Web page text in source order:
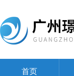
首页